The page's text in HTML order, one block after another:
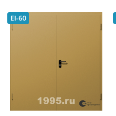
EI-60